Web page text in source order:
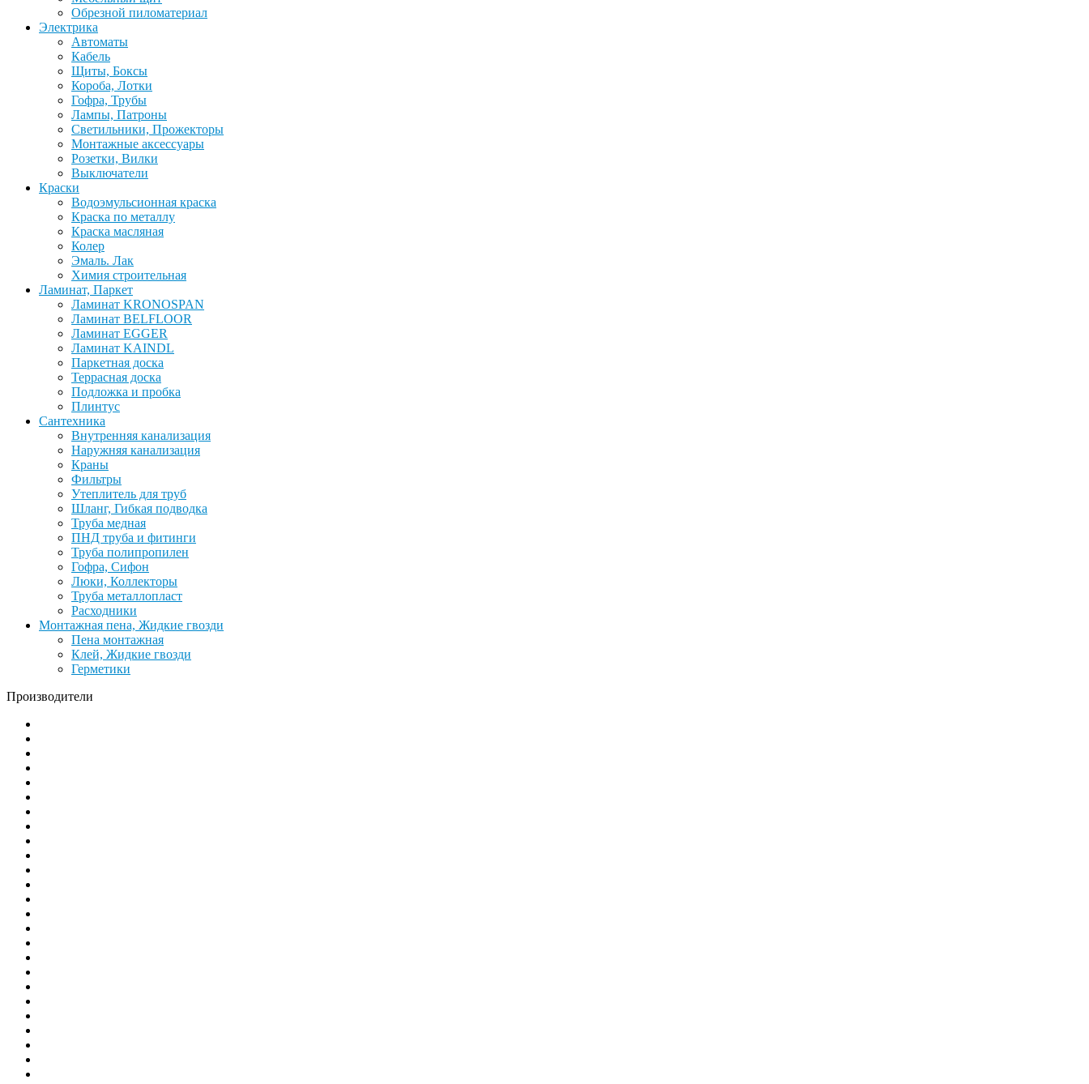
Обрезной пиломатериал
Электрика
Автоматы
Кабель
Щиты, Боксы
Короба, Лотки
Гофра, Трубы
Лампы, Патроны
Светильники, Прожекторы
Монтажные аксессуары
Розетки, Вилки
Выключатели
Краски
Водоэмульсионная краска
Краска по металлу
Краска масляная
Колер
Эмаль. Лак
Химия строительная
Ламинат, Паркет
Ламинат KRONOSPAN
Ламинат BELFLOOR
Ламинат EGGER
Ламинат KAINDL
Паркетная доска
Террасная доска
Подложка и пробка
Плинтус
Сантехника
Внутренняя канализация
Наружняя канализация
Краны
Фильтры
Утеплитель для труб
Шланг, Гибкая подводка
Труба медная
ПНД труба и фитинги
Труба полипропилен
Гофра, Сифон
Люки, Коллекторы
Труба металлопласт
Расходники
Монтажная пена, Жидкие гвозди
Пена монтажная
Клей, Жидкие гвозди
Герметики
Производители